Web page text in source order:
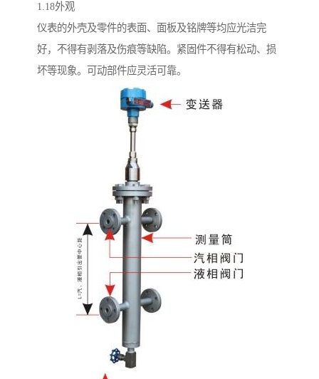
1.18外观
仪表的外壳及零件的表面、面板及铭牌等均应光洁完
好，不得有剥落及伤痕等缺陷。紧固件不得有松动、损
坏等现象。可动部件应灵活可靠。